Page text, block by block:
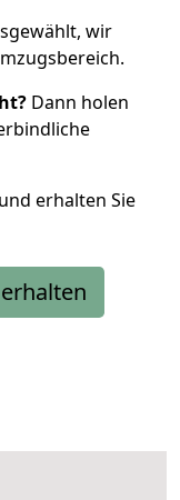
wir
Dann holen
erhalten Sie